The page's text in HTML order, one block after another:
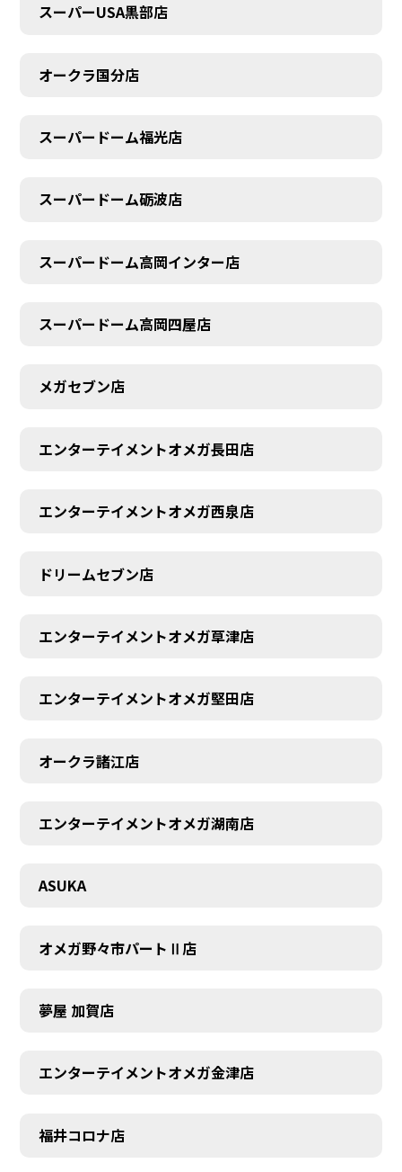
スーパーUSA黒部店
オークラ国分店
スーパードーム福光店
スーパードーム砺波店
スーパードーム高岡インター店
スーパードーム高岡四屋店
メガセブン店
エンターテイメントオメガ長田店
エンターテイメントオメガ西泉店
ドリームセブン店
エンターテイメントオメガ草津店
エンターテイメントオメガ堅田店
オークラ諸江店
エンターテイメントオメガ湖南店
ASUKA
オメガ野々市パートⅡ店
夢屋 加賀店
エンターテイメントオメガ金津店
福井コロナ店